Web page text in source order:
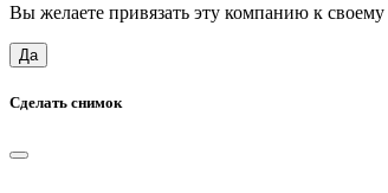
Вы желаете привязать эту компанию к
Да
Сделать снимок